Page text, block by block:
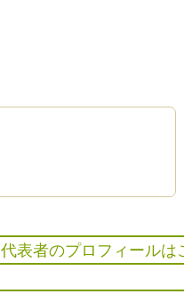
代表者のプロフィールは